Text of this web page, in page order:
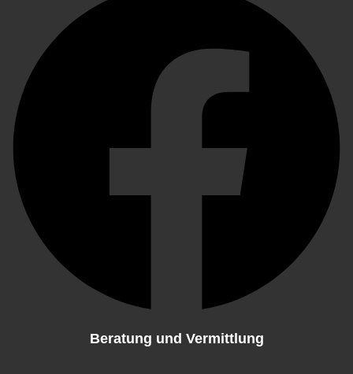
Beratung und Vermittlung